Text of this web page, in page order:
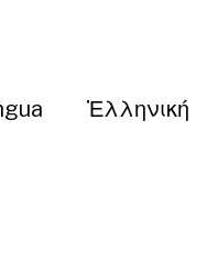
Ἑλληνική